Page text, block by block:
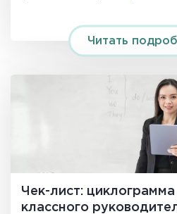
Читать
Чек-лист:
классного